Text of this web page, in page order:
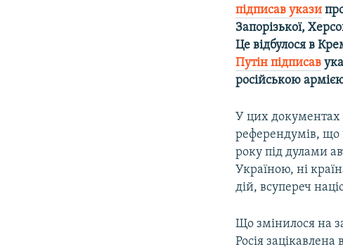
підписав укази
Запорізької,
Це відбулося в
Путін підписав
російською
У цих документах
референдумів, що
року під дулами
Україною, ні
дій, всупереч
Що змінилося на
Росія